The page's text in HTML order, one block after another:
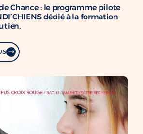
Chance : le programme pilote
dédié à la formation